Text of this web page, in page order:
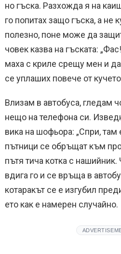
но гъска. Разхожда я на
го попитах защо гъска, а не
полезно, поне може да
човек казва на гъската:
маха с криле срещу мен и
се уплаших повече от
Влизам в автобуса, гледам
нещо на телефона си.
вика на шофьора: „Спри, там
пътници се обръщат към
пътя тича котка с нашийник.
вдига го и се връща в
котаракът се е изгубил
ето как е намерен случайно.